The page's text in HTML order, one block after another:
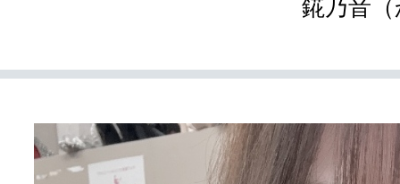
錵乃音